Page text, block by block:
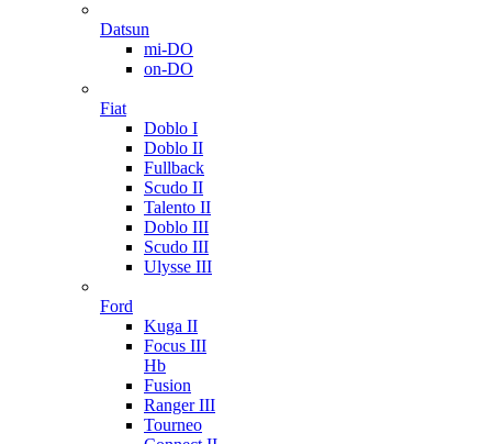
Datsun
mi-DO
on-DO
Fiat
Doblo I
Doblo II
Fullback
Scudo II
Talento II
Doblo III
Scudo III
Ulysse III
Ford
Kuga II
Focus III
Hb
Fusion
Ranger III
Tourneo